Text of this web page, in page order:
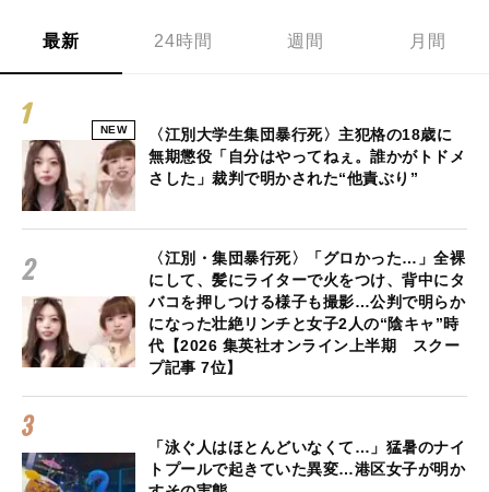
最新 24時間 週間 月間
NEW
〈江別大学生集団暴行死〉主犯格の18歳に
無期懲役「自分はやってねぇ。誰かがトドメ
さした」裁判で明かされた“他責ぶり”
〈江別・集団暴行死〉「グロかった…」全裸
にして、髪にライターで火をつけ、背中にタ
バコを押しつける様子も撮影…公判で明らか
になった壮絶リンチと女子2人の“陰キャ”時
代【2026 集英社オンライン上半期 スクー
プ記事 7位】
「泳ぐ人はほとんどいなくて…」猛暑のナイ
トプールで起きていた異変…港区女子が明か